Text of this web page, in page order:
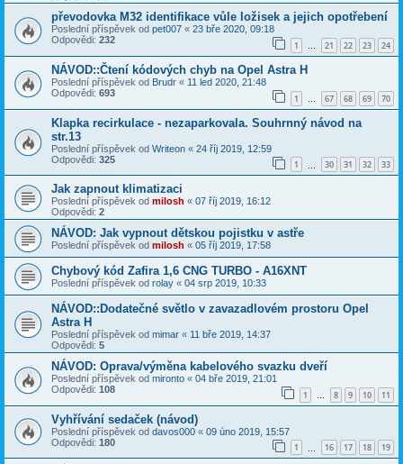
převodovka M32 identifikace vůle ložisek a jejich opotřebení
Poslední příspěvek od pet007 « 23 bře 2020, 09:18
Odpovědi: 232 1 … 21 22 23 24
NÁVOD::Čtení kódových chyb na Opel Astra H
Poslední příspěvek od Brudr « 11 led 2020, 21:48
Odpovědi: 693 1 … 67 68 69 70
Klapka recirkulace - nezaparkovala. Souhrnný návod na
str.13
Poslední příspěvek od Writeon « 24 říj 2019, 12:59
Odpovědi: 325 1 30 31 32 33
Jak zapnout klimatizaci
Poslední příspěvek od milosh « 07 říj 2019, 16:12
Odpovědi: 2
NÁVOD: Jak vypnout dětskou pojistku v astře
Poslední příspěvek od milosh « 05 říj 2019, 17:58
Chybový kód Zafira 1,6 CNG TURBO - A16XNT
Poslední příspěvek od rolay « 04 srp 2019, 10:33
NÁVOD::Dodatečné světlo v zavazadlovém prostoru Opel
Astra H
Poslední příspěvek od mimar « 11 bře 2019, 14:37
Odpovědi: 5
NÁVOD: Oprava/výměna kabelového svazku dveří
Poslední příspěvek od mironto « 04 bře 2019, 21:01
Odpovědi: 108 1 … 8 9 10 11
Vyhřívání sedaček (návod)
Poslední příspěvek od davos000 « 09 úno 2019, 15:57
Odpovědi: 180 1 16 17 18 19